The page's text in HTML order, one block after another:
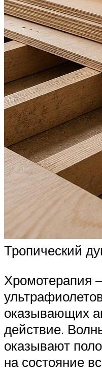
Тропический
Хромотерапия
оказывающих
действие.
оказывают
на состояние